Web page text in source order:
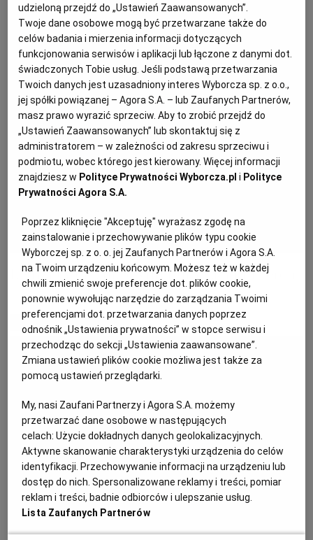
MAKARONY
DRÓB
MIĘSA
RYBY
DOMOWE PRZETWORY
SOST, DIPY I INNE DODATKI
KUCHNIA GRECKA
KUCHNIA PORTUGALSKA
KUCHNIA FRANCUSKA
KUCHNIA AMERYKAŃSKA
KUCHNIA MEKSYKAŃSKA
KUCHNIA INDYJSKA
KUCHNIA HISZPAŃSKA
KUCHNIA NIEMIECKA
WEGAN
BEZ GLUTENU
FELIETONY KULINARNE
KSIĄŻKI KULINARNE
SZEF KUCHNI
BIAŁYSTOK
BIELSKO-BIAŁA
BYDGOSZCZ
CZĘSTOCHOWA
GLIWICE
GORZÓW WIELKOPOLSKI
KALISZ
KATOWICE
KIELCE
KOSZALIN
KRAKÓW
WYBORCZA.PL
MAGAZYNY
DUŻY FORMAT
WOLNA SOBOTA
WYBORCZA TV I VOD
TYLKO ZDROWIE
KSIĄŻKI. MAGAZYN DO CZYTANIA
NASZA EUROPA
SŁÓWKA. MAGAZYN O JĘZYKU
WYBORCZA CLASSIC
WYBORCZA.BIZ
BIQDATA
JUTRONAUCI
ARCHIWUM
INNE SERWISY
GAZETA.PL
TOK FM
SPORT.PL
Letnia tarta z młodymi buraczkami i serem
MATERIAŁ PROMOCYJNY
udzieloną przejdź do „Ustawień Zaawansowanych”.
Twoje dane osobowe mogą być przetwarzane także do
celów badania i mierzenia informacji dotyczących
funkcjonowania serwisów i aplikacji lub łączone z danymi dot.
świadczonych Tobie usług. Jeśli podstawą przetwarzania
Twoich danych jest uzasadniony interes Wyborcza sp. z o.o.,
jej spółki powiązanej – Agora S.A. – lub Zaufanych Partnerów,
masz prawo wyrazić sprzeciw. Aby to zrobić przejdź do
„Ustawień Zaawansowanych” lub skontaktuj się z
administratorem – w zależności od zakresu sprzeciwu i
podmiotu, wobec którego jest kierowany. Więcej informacji
znajdziesz w Polityce Prywatności Wyborcza.pl i Polityce
Prywatności Agora S.A.
Poprzez kliknięcie "Akceptuję" wyrażasz zgodę na
zainstalowanie i przechowywanie plików typu cookie
Wyborczej sp. z o. o. jej Zaufanych Partnerów i Agora S.A.
na Twoim urządzeniu końcowym. Możesz też w każdej
chwili zmienić swoje preferencje dot. plików cookie,
ponownie wywołując narzędzie do zarządzania Twoimi
preferencjami dot. przetwarzania danych poprzez
odnośnik „Ustawienia prywatności” w stopce serwisu i
przechodząc do sekcji „Ustawienia zaawansowane”.
Zmiana ustawień plików cookie możliwa jest także za
pomocą ustawień przeglądarki.
My, nasi Zaufani Partnerzy i Agora S.A. możemy
przetwarzać dane osobowe w następujących
celach:Użycie dokładnych danych geolokalizacyjnych.
Aktywne skanowanie charakterystyki urządzenia do celów
identyfikacji. Przechowywanie informacji na urządzeniu lub
dostęp do nich. Spersonalizowane reklamy i treści, pomiar
reklam i treści, badnie odbiorców i ulepszanie usług.
Lista Zaufanych Partnerów